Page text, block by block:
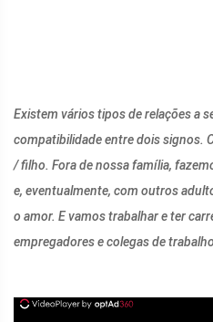
Existem vários tipos de relações a
compatibilidade entre dois signos.
/ filho. Fora de nossa família,
e, eventualmente, com outros
o amor. E vamos trabalhar e ter
empregadores e colegas de